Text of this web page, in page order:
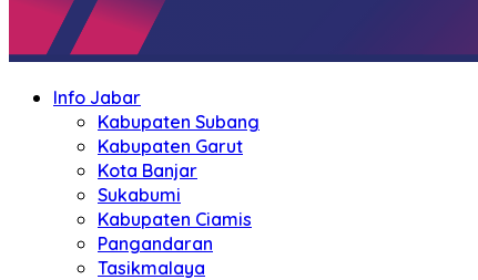
Info Jabar
Kabupaten Subang
Kabupaten Garut
Kota Banjar
Sukabumi
Kabupaten Ciamis
Pangandaran
Tasikmalaya